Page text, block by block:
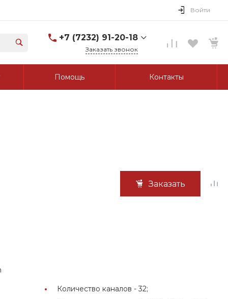
Войти
+7 (7232) 91-20-18
г. Усть-Каменогорск, ул.
Заказать звонок
Помощь Контакты
Заказать
Количество каналов -32;